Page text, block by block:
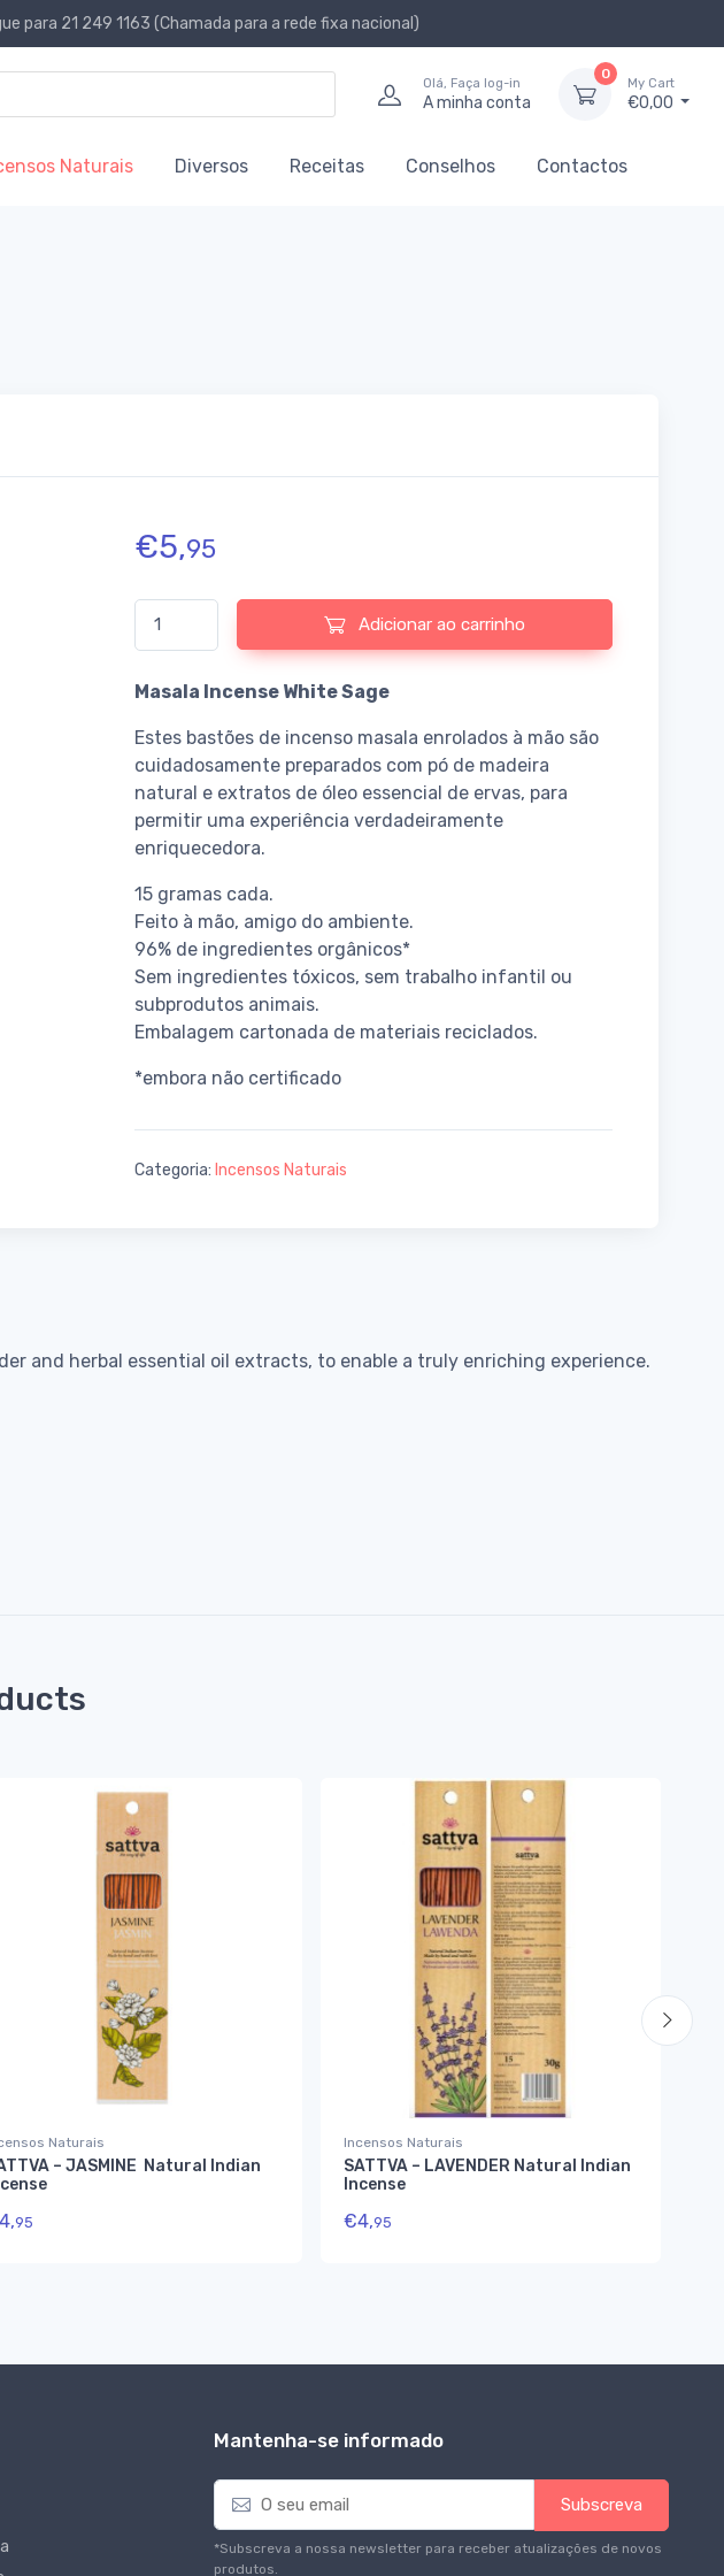
para 21 249 1163 (Chamada para a rede fixa nacional)
Olá, Faça log-in
A minha conta
0
My Cart
€0,00
Naturais Diversos Receitas Conselhos Contactos
€5,95
Quantidade de Masala Incense White Sage
Adicionar ao carrinho
Masala Incense White Sage
Estes bastões de incenso masala enrolados à mão são
cuidadosamente preparados com pó de madeira
natural e extratos de óleo essencial de ervas, para
permitir uma experiência verdadeiramente
enriquecedora.
15 gramas cada.
Feito à mão, amigo do ambiente.
96% de ingredientes orgânicos*
Sem ingredientes tóxicos, sem trabalho infantil ou
subprodutos animais.
Embalagem cartonada de materiais reciclados.
*embora não certificado
Categoria: Incensos Naturais
and herbal essential oil extracts, to enable a truly enriching experience.
Naturais
– JASMINE Natural Indian
4,95
Incensos Naturais
SATTVA – LAVENDER Natural Indian
Incense
€4,95
Mantenha-se informado
E
a
i
l
Subscreva
*Subscreva a nossa newsletter para receber atualizações de novos
produtos.